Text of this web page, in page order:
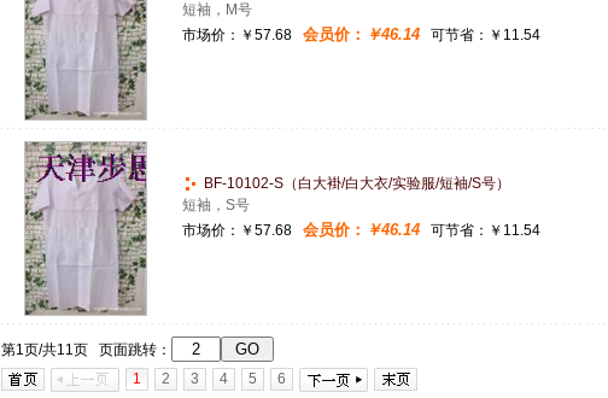
短袖，M号
市场价： ￥57.68 会员价： ￥46.14 可节省：￥11.54
BF-10102-S（白大褂/白大衣/实验服/短袖/S号）
短袖，S号
市场价： ￥57.68 会员价： ￥46.14 可节省：￥11.54
第1页/共11页 页面跳转：
1
2 3 4 5 6